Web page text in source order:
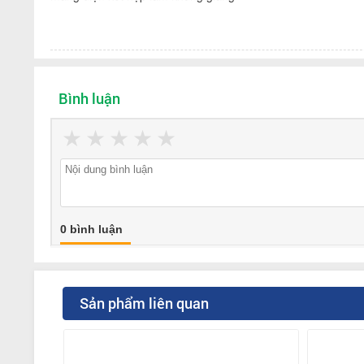
Bình luận
★
★
★
★
★
0 bình luận
Sản phẩm liên quan